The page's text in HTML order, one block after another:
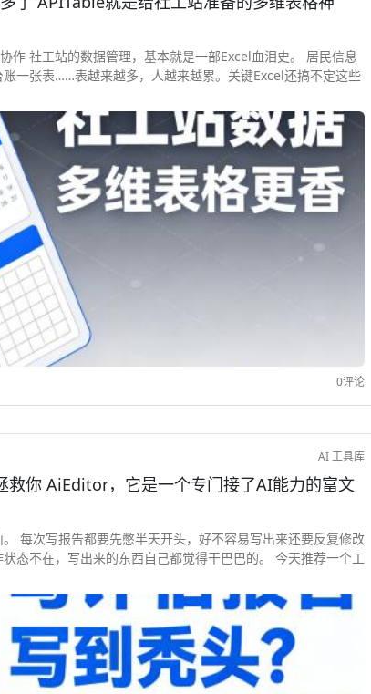
作 社工站的数据管理，基本就是一部Excel血泪史。 居民信息
一张表……表越来越多，人越来越累。关键Excel还搞不定这些
0评论
AI 工具库
力的富文
每次写报告都要先憋半天开头，好不容易写出来还要反复修改
态不在，写出来的东西自己都觉得干巴巴的。 今天推荐一个工